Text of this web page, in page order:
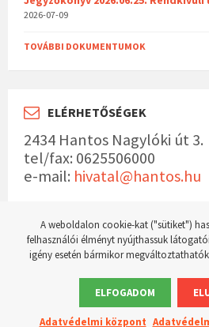
2026-07-09
TOVÁBBI DOKUMENTUMOK
ELÉRHETŐSÉGEK
2434 Hantos Nagylóki út 3.
tel/fax: 0625506000
e-mail: hivatal@hantos.hu
© 2023 Hantos község hivatalos weboldala
A weboldalon cookie-kat ("sütiket")
felhasználói élményt nyújthassuk
igény esetén bármikor
ELFOGADOM
Adatvédelmi központ